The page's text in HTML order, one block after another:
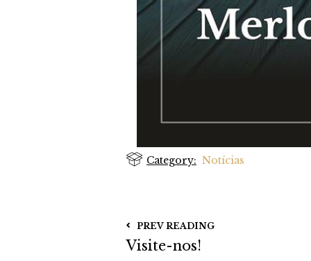
Category: Notícias
PREV READING
Visite-nos!